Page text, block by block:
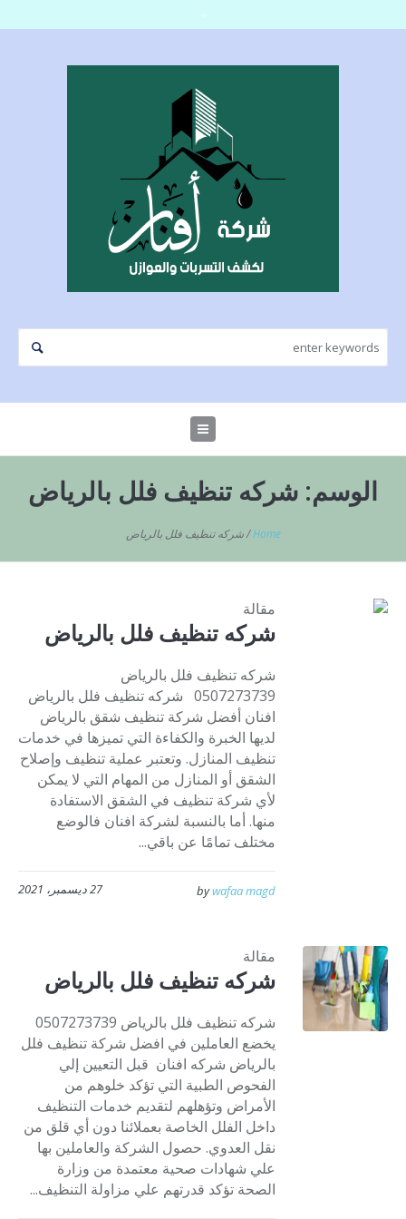
الوسم: شركه تنظيف فلل بالرياض
Home
/شركه تنظيف فلل بالرياض
مقالة
شركه تنظيف فلل بالرياض
شركه تنظيف فلل بالرياض
0507273739 شركه تنظيف فلل بالرياض
افنان أفضل شركة تنظيف شقق بالرياض
لديها الخبرة والكفاءة التي تميزها في خدمات
تنظيف المنازل. وتعتبر عملية تنظيف وإصلاح
الشقق أو المنازل من المهام التي لا يمكن
لأي شركة تنظيف في الشقق الاستفادة
منها. أما بالنسبة لشركة افنان فالوضع
مختلف تمامًا عن باقي...
27 ديسمبر، 2021 bywafaa magd
مقالة
شركه تنظيف فلل بالرياض
شركه تنظيف فلل بالرياض 0507273739
يخضع العاملين في افضل شركة تنظيف فلل
بالرياض شركه افنان قبل التعيين إلي
الفحوص الطبية التي تؤكد خلوهم من
الأمراض وتؤهلهم لتقديم خدمات التنظيف
داخل الفلل الخاصة بعملائنا دون أي قلق من
نقل العدوي. حصول الشركة والعاملين بها
علي شهادات صحية معتمدة من وزارة
الصحة تؤكد قدرتهم علي مزاولة التنظيف...